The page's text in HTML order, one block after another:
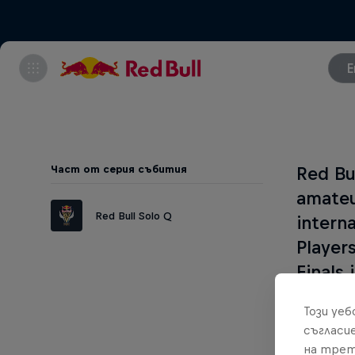
Част от серия събития
Red Bull Solo Q
Red
Finals
Този
на